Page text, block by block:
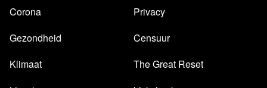
Corona
Gezondheid
Klimaat
Privacy
Censuur
The Great Reset